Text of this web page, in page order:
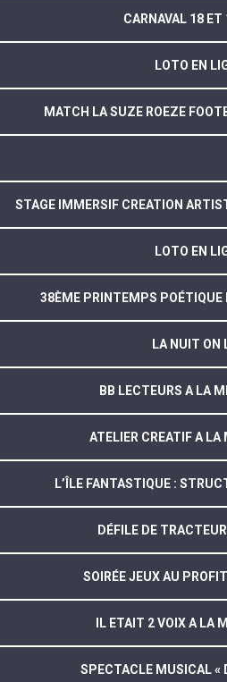
CARNAVAL 18 ET
LOTO EN
MATCH LA SUZE ROEZE
STAGE IMMERSIF CREATION
LOTO EN
38ÈME PRINTEMPS POÉTIQUE
LA NUIT ON
BB LECTEURS A LA
ATELIER CREATIF A LA
L’ÎLE FANTASTIQUE :
DÉFILE DE
SOIRÉE JEUX AU
IL ETAIT 2 VOIX A LA
SPECTACLE MUSICAL «